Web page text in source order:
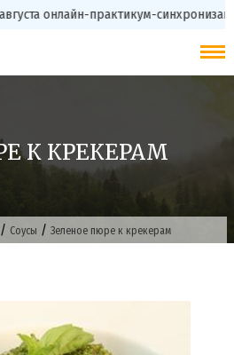
онлайн-практикум-синхронизация
К КРЕКЕРАМ
/ Соусы / Зеленое пюре к крекерам